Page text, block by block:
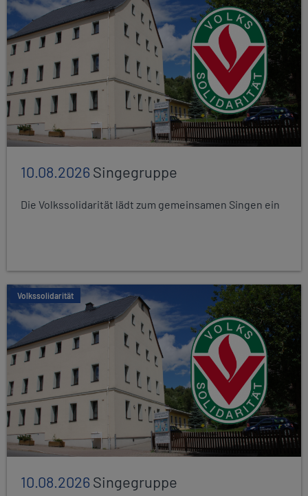
10.08.2026Singegruppe
Die Volkssolidarität lädt zum gemeinsamen Singen ein
Volkssolidarität
10.08.2026Singegruppe